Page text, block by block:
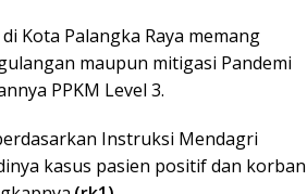
Kota Palangka Raya memang
maupun mitigasi Pandemi
PPKM Level 3.
Instruksi Mendagri
kasus pasien positif dan korban